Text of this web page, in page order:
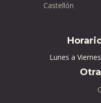
Castellón
Lunes a